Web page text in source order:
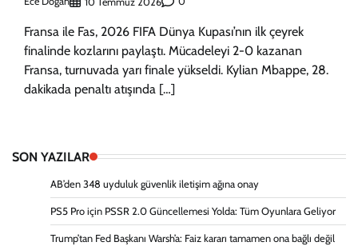
Fransa ile Fas, 2026 FIFA Dünya Kupası’nın ilk çeyrek
finalinde kozlarını paylaştı. Mücadeleyi 2-0 kazanan
Fransa, turnuvada yarı finale yükseldi. Kylian Mbappe, 28.
dakikada penaltı atışında […]
SON YAZILAR
AB’den 348 uyduluk güvenlik iletişim ağına onay
PS5 Pro için PSSR 2.0 Güncellemesi Yolda: Tüm Oyunlara Geliyor
Trump’tan Fed Başkanı Warsh’a: Faiz kararı tamamen ona bağlı değil